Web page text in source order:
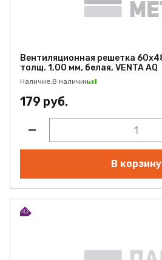
Вентиляционная решетка
толщ. 1,00 мм, белая, VENTA AQ
Наличие:В наличии
179 руб.
В корзину